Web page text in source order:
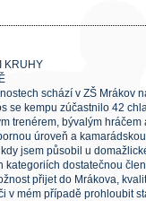
KRUHY
schází v ZŠ Mrákov
se kempu zúčastnilo 42
trenérem, bývalým hráčem
úroveň a
jsem působil u
kategoriích dostatečnou
přijet do Mrákova,
v mém případě prohloubit